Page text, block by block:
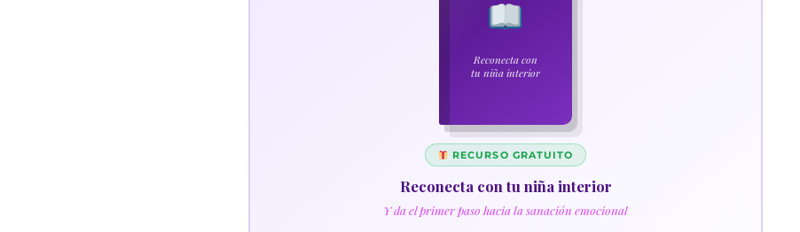
tu niña interior
Reconecta con tu niña interior
Y da el primer paso hacia la sanación emocional
Un material práctico para comenzar a comprender tu
historia, identificar tus heridas emocionales y
prepararte para sacarle el máximo provecho al evento.